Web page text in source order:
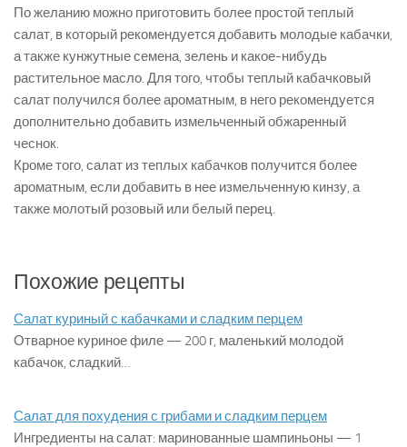
По желанию можно приготовить более простой теплый
салат, в который рекомендуется добавить молодые кабачки,
а также кунжутные семена, зелень и какое-нибудь
растительное масло. Для того, чтобы теплый кабачковый
салат получился более ароматным, в него рекомендуется
дополнительно добавить измельченный обжаренный
чеснок.
Кроме того, салат из теплых кабачков получится более
ароматным, если добавить в нее измельченную кинзу, а
также молотый розовый или белый перец.
Похожие рецепты
Салат куриный с кабачками и сладким перцем
Отварное куриное филе — 200 г, маленький молодой
кабачок, сладкий…
Салат для похудения с грибами и сладким перцем
Ингредиенты на салат: маринованные шампиньоны — 1